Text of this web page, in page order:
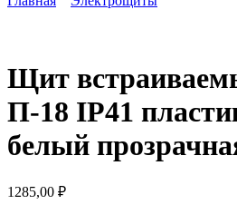
Щит
П-18 IP41
белый
1285,00 ₽